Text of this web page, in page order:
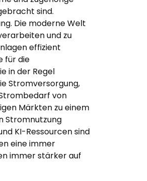
sind.
Die moderne Welt
und zu
effizient
für die
in der Regel
Stromversorgung,
von
Märkten zu einem
Stromnutzung
KI-Ressourcen sind
eine immer
immer stärker auf